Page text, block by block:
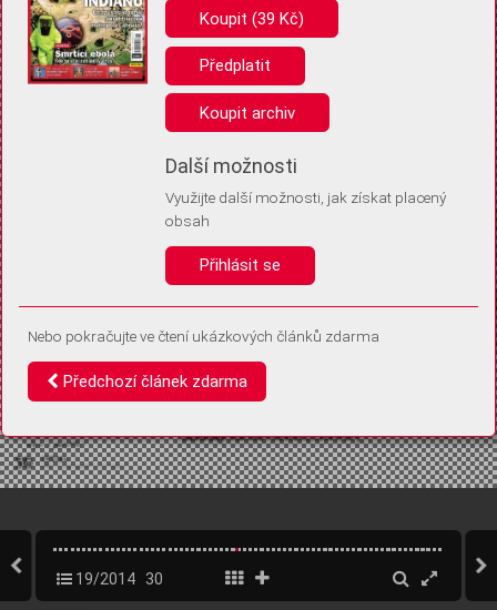
Pro základní fungování webu nepotřebujeme ukládat žádné informace
(tzv. cookies apod.). Rádi bychom vás ale požádali o souhlas s
uložením volitelných informací:
Anonymní unikátní ID
Díky němu příště poznáme, že se jedná o stejné zařízení, a
Identifikátor je zcela anonymní.
Vaše souhlasy a odmítnutí si ukládáme do vašeho zařízení, abychom se
vás už příště znovu neptali. Můžete je kdykoli později upravit ve Správě
19/2014 30
Koupit (39 Kč)
Předplatit
Koupit archiv
Další možnosti
Využijte další možnosti, jak získat placený
obsah
Přihlásit se
Nebo pokračujte ve čtení ukázkových článků zdarma
Předchozí článek zdarma